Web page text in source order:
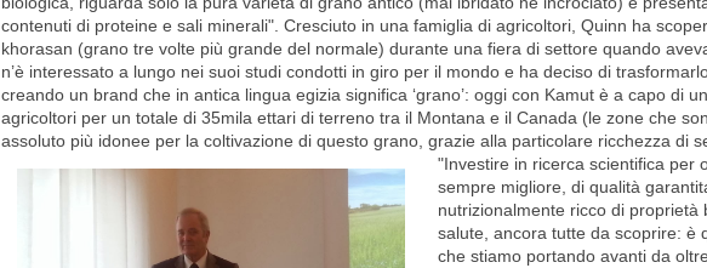
contenuti di proteine e sali minerali". Cresciuto in una famiglia di agricoltori, Quinn ha
khorasan (grano tre volte più grande del normale) durante una fiera di settore quando
n’è interessato a lungo nei suoi studi condotti in giro per il mondo e ha deciso di
creando un brand che in antica lingua egizia significa ‘grano’: oggi con Kamut è a capo di
agricoltori per un totale di 35mila ettari di terreno tra il Montana e il Canada (le zone che
assoluto più idonee per la coltivazione di questo grano, grazie alla particolare ricchezza di
"Investire in ricerca scientifica per
sempre migliore, di qualità
nutrizionalmente ricco di proprietà
salute, ancora tutte da scoprire: è
che stiamo portando avanti da